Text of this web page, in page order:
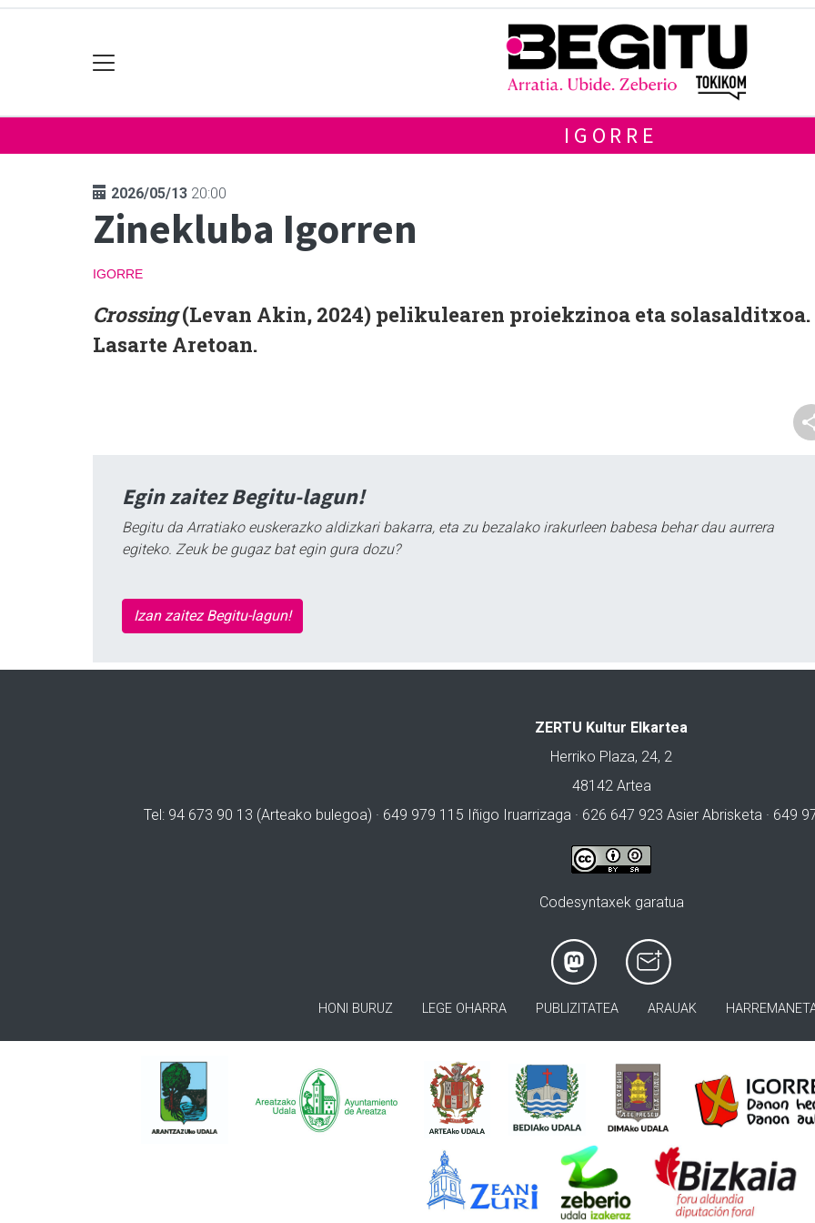
IGORRE
2026/05/13 20:00
Zinekluba Igorren
IGORRE
Crossing(Levan Akin, 2024) pelikulearen proiekzinoa eta solasalditxoa.
Lasarte Aretoan.
Egin zaitez Begitu-lagun!
Begitu da Arratiako euskerazko aldizkari bakarra, eta zu bezalako irakurleen babesa behar dau aurrera
egiteko. Zeuk be gugaz bat egin gura dozu?
Izan zaitez Begitu-lagun!
ZERTU Kultur Elkartea
Herriko Plaza, 24, 2
48142 Artea
Tel: 94 673 90 13 (Arteako bulegoa) · 649 979 115 Iñigo Iruarrizaga · 626 647 923 Asier Abrisketa · 649
Codesyntaxek garatua
HONI BURUZ LEGE OHARRA PUBLIZITATEA ARAUAK